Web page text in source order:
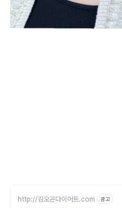
http://김오곤다이어트.com 광고